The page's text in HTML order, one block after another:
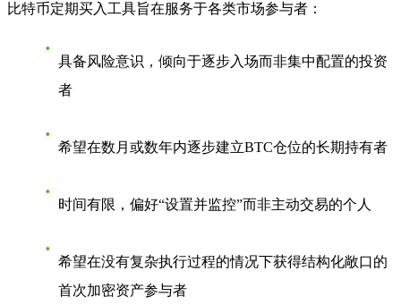
比特币定期买入工具旨在服务于各类市场参与者：
具备风险意识，倾向于逐步入场而非集中配置的投资
者
希望在数月或数年内逐步建立BTC仓位的长期持有者
时间有限，偏好“设置并监控”而非主动交易的个人
希望在没有复杂执行过程的情况下获得结构化敞口的
首次加密资产参与者